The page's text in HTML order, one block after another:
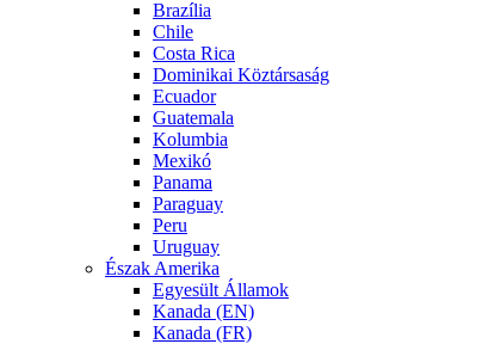
Brazília
Chile
Costa Rica
Dominikai Köztársaság
Ecuador
Guatemala
Kolumbia
Mexikó
Panama
Paraguay
Peru
Uruguay
Észak Amerika
Egyesült Államok
Kanada (EN)
Kanada (FR)